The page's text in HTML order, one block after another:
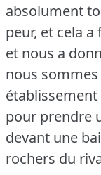
absolument
peur, et cela
et nous a
nous
établissement
pour prendre
devant une
rochers du